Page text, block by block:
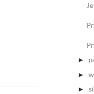
►
►
►